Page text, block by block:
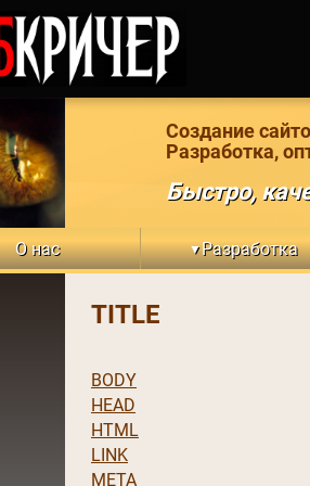
Создание
Разработка,
Быстро,
О нас ▼Разработка
TITLE
BODY
HEAD
HTML
LINK
META